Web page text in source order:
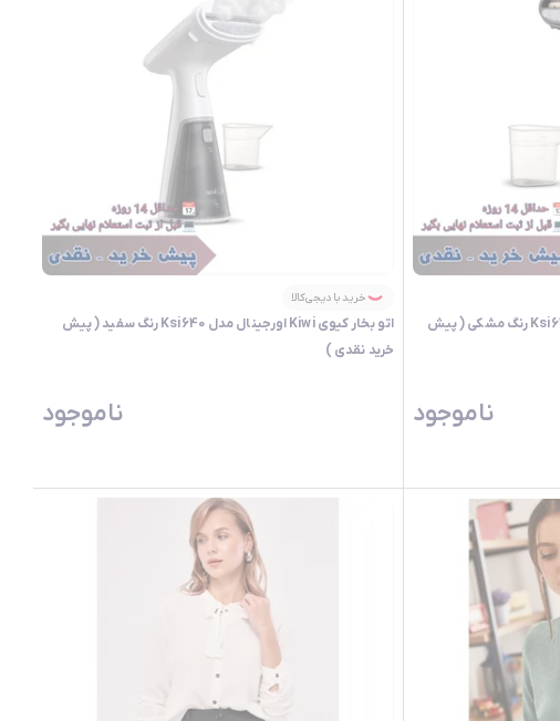
اتو بخار کیوی Kiwi اورجینال مدل Ksi640 رنگ مشکی ( پیش
ناموجود
خرید با دیجی‌کالا
اتو بخار کیوی Kiwi اورجینال مدل Ksi640 رنگ سفید ( پیش
خرید نقدی )
ناموجود